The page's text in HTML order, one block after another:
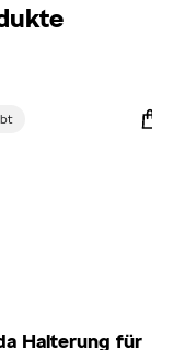
Halterung für